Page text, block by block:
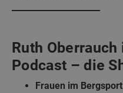
Ruth
Podcast – die
Frauen im Bergsport